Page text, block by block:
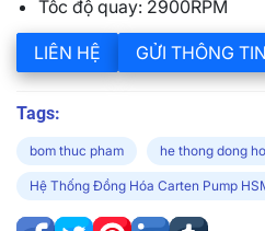
Tốc độ quay: 2900RPM
LIÊN HỆ GỬI THÔNG
Tags:
bom thuc pham he thong dong
Hệ Thống Đồng Hóa Carten Pump